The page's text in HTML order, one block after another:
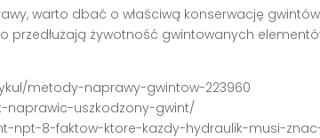
warto dbać o właściwą konserwację
przedłużają żywotność gwintowanych
metody-naprawy-gwintow-223960
uszkodzony-gwint/
npt-8-faktow-ktore-kazdy-hydraulik-musi-